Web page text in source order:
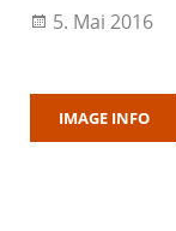
5. Mai 2016
IMAGE INFO